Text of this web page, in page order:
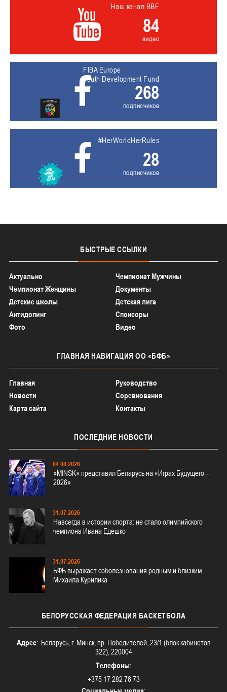
Наш канал BBF
84
видео
FIBA Europe
Youth Development Fund
268
подписчиков
#HerWorldHerRules
28
подписчиков
БЫСТРЫЕ ССЫЛКИ
Актуально
Чемпионат Мужчины
Чемпионат Женщины
Документы
Детские школы
Детская лига
Антидопинг
Спонсоры
Фото
Видео
ГЛАВНАЯ НАВИГАЦИЯ ОО «БФБ»
Главная
Руководство
Новости
Соревнования
Карта сайта
Контакты
ПОСЛЕДНИЕ НОВОСТИ
04.08.2026
«MINSK» представил Беларусь на «Играх Будущего –
2026»
31.07.2026
Навсегда в истории спорта: не стало олимпийского
чемпиона Ивана Едешко
31.07.2026
БФБ выражает соболезнования родным и близким
Михаила Курилика
БЕЛОРУССКАЯ ФЕДЕРАЦИЯ БАСКЕТБОЛА
Адрес: Беларусь, г. Минск, пр. Победителей, 23/1 (блок кабинетов
322), 220004
Телефоны:
+375 17 282 76 73